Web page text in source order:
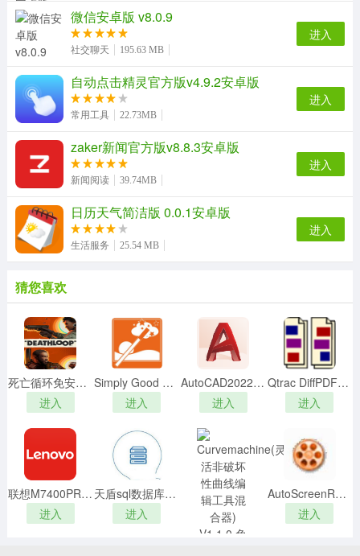
微信安卓版 v8.0.9
社交聊天 195.63 MB
进入
自动点击精灵官方版v4.9.2安卓版
常用工具 22.73MB
进入
zaker新闻官方版v8.8.3安卓版
新闻阅读 39.74MB
进入
日历天气简洁版 0.0.1安卓版
生活服务 25.54 MB
进入
猜您喜欢
死亡循环免安装版
进入
Simply Good Picturesv5.0.7242中文破解版
进入
AutoCAD2022简体中文破解版 32/64位 V30.1.51 免费版
进入
Qtrac DiffPDFv6.0.0破解版
进入
联想M7400PRO驱动 V1.0 官方版
进入
天盾sql数据库恢复软件官方版v9.1.0.0
进入
AutoScreenRecorder Prov3.2破解版(附破解补丁)
进入